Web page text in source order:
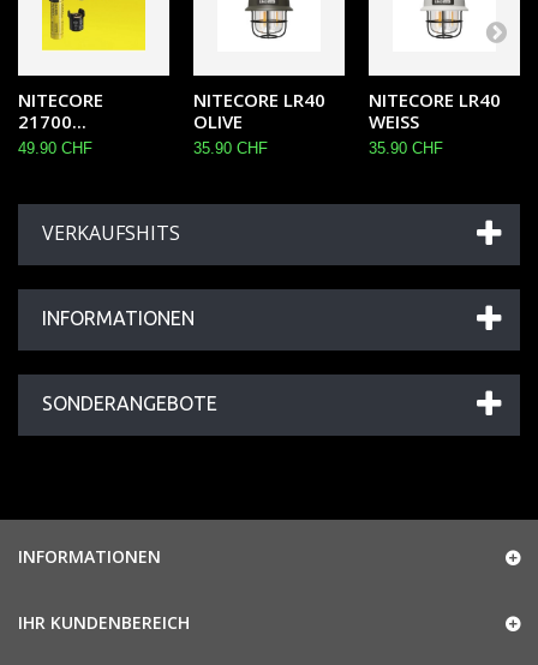
NITECORE
21700...
49.90 CHF
NITECORE LR40
OLIVE
35.90 CHF
NITECORE LR40
WEISS
35.90 CHF
VERKAUFSHITS
INFORMATIONEN
SONDERANGEBOTE
INFORMATIONEN
IHR KUNDENBEREICH